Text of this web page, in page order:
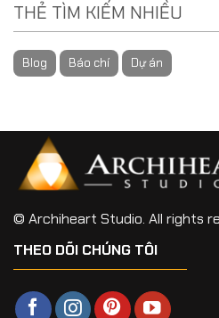
THẺ TÌM KIẾM NHIỀU
Blog Báo chí Dự án
© Archiheart Studio. All rights
THEO DÕI CHÚNG TÔI